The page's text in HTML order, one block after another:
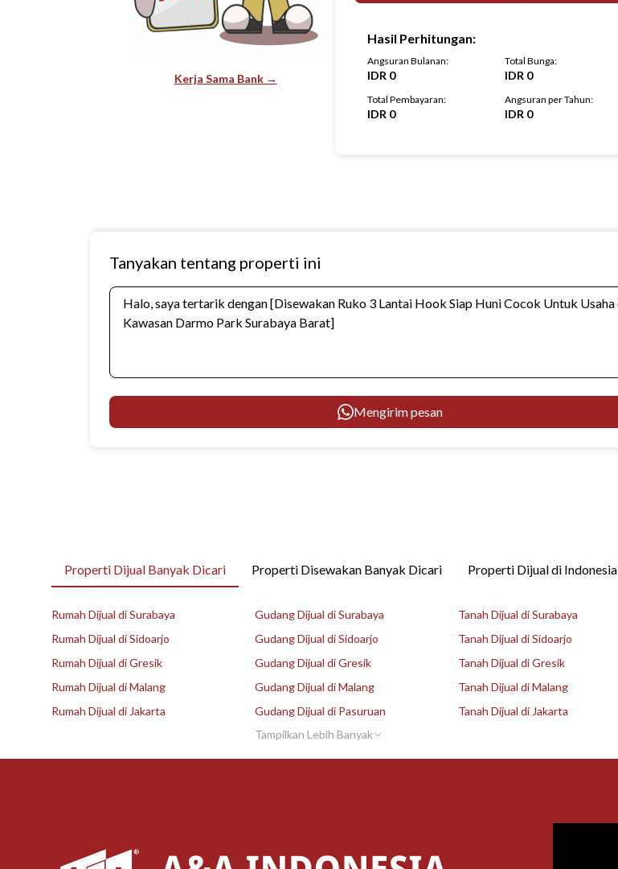
Tanyakan tentang properti ini
Mengirim pesan
Kerja Sama Bank →
Hasil Perhitungan:
Angsuran Bulanan:
IDR 0
Total Bunga:
IDR 0
Total Pembayaran:
IDR 0
Angsuran per Tahun:
IDR 0
Properti Dijual Banyak Dicari Properti Disewakan Banyak Dicari Properti Dijual di Indonesia
Rumah Dijual di Surabaya
Rumah Dijual di Sidoarjo
Rumah Dijual di Gresik
Rumah Dijual di Malang
Rumah Dijual di Jakarta
Gudang Dijual di Surabaya
Gudang Dijual di Sidoarjo
Gudang Dijual di Gresik
Gudang Dijual di Malang
Gudang Dijual di Pasuruan
Tampilkan Lebih Banyak
Tanah Dijual di Surabaya
Tanah Dijual di Sidoarjo
Tanah Dijual di Gresik
Tanah Dijual di Malang
Tanah Dijual di Jakarta